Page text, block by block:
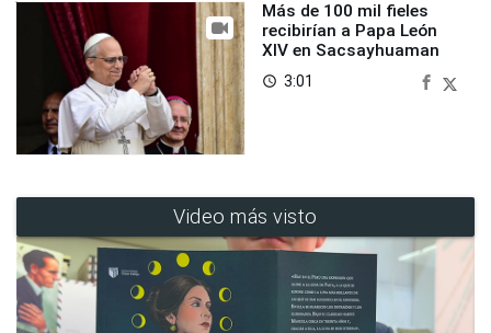
Más de 100 mil fieles
recibirían a Papa León
XIV en Sacsayhuaman
access_time 3:01
Video más visto